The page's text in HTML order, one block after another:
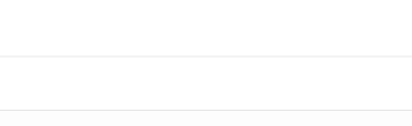
توان خروجی کل: